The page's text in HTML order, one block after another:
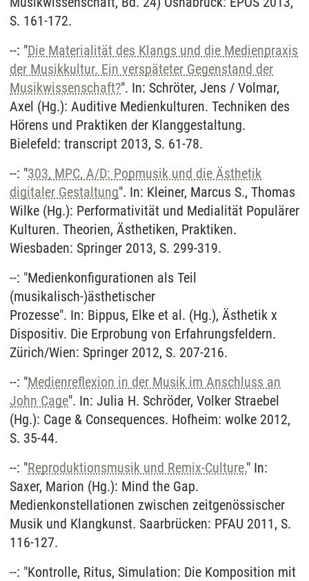
S. 161-172.
--: "Die Materialität des Klangs und die Medienpraxis
der Musikkultur. Ein verspäteter Gegenstand der
Musikwissenschaft?". In: Schröter, Jens / Volmar,
Axel (Hg.): Auditive Medienkulturen. Techniken des
Hörens und Praktiken der Klanggestaltung.
Bielefeld: transcript 2013, S. 61-78.
--: "303, MPC, A/D: Popmusik und die Ästhetik
digitaler Gestaltung". In: Kleiner, Marcus S., Thomas
Wilke (Hg.): Performativität und Medialität Populärer
Kulturen. Theorien, Ästhetiken, Praktiken.
Wiesbaden: Springer 2013, S. 299-319.
--: "Medienkonfigurationen als Teil
(musikalisch-)ästhetischer
Prozesse". In: Bippus, Elke et al. (Hg.), Ästhetik x
Dispositiv. Die Erprobung von Erfahrungsfeldern.
Zürich/Wien: Springer 2012, S. 207-216.
--: "Medienreflexion in der Musik im Anschluss an
John Cage". In: Julia H. Schröder, Volker Straebel
(Hg.): Cage & Consequences. Hofheim: wolke 2012,
S. 35-44.
--: "Reproduktionsmusik und Remix-Culture." In:
Saxer, Marion (Hg.): Mind the Gap.
Medienkonstellationen zwischen zeitgenössischer
Musik und Klangkunst. Saarbrücken: PFAU 2011, S.
116-127.
--: "Kontrolle, Ritus, Simulation: Die Komposition mit